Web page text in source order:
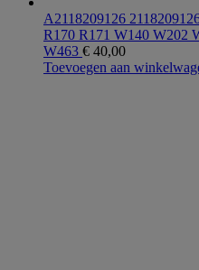
A2118209126
R170 R171 W140 W202
W463 € 40,00
Toevoegen aan